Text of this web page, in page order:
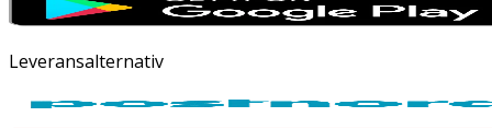
Leveransalternativ